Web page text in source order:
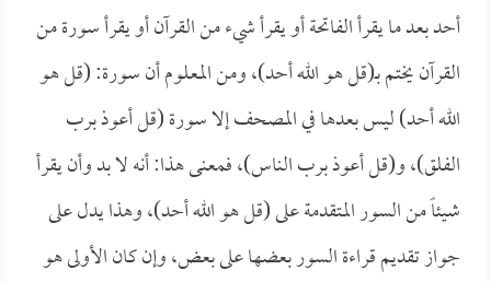
أحد بعد ما يقرأ الفاتحة أو يقرأ شيء من القرآن أو يقرأ سورة من
القرآن يختم بـ(قل هو الله أحد)، ومن المعلوم أن سورة: (قل هو
الله أحد) ليس بعدها في المصحف إلا سورة (قل أعوذ برب
الفلق)، و(قل أعوذ برب الناس)، فمعنى هذا: أنه لا بد وأن يقرأ
شيئاً من السور المتقدمة على (قل هو الله أحد)، وهذا يدل على
جواز تقديم قراءة السور بعضها على بعض، وإن كان الأولى هو